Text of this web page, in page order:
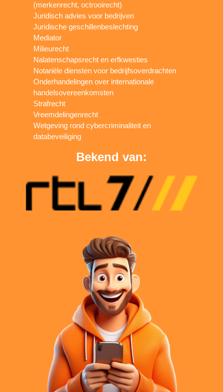
(merkenrecht, octrooirecht)
Juridisch advies voor bedrijven
Juridische geschillenbeslechting
Mediator
Milieurecht
Nalatenschapsrecht en erfkwesties
Notariële diensten voor bedrijfsoverdrachten
Onderhandelingen over internationale
handelsovereenkomsten
Strafrecht
Vreemdelingenrecht
Wetgeving rond cybercriminaliteit en
databeveiliging
Bekend van: